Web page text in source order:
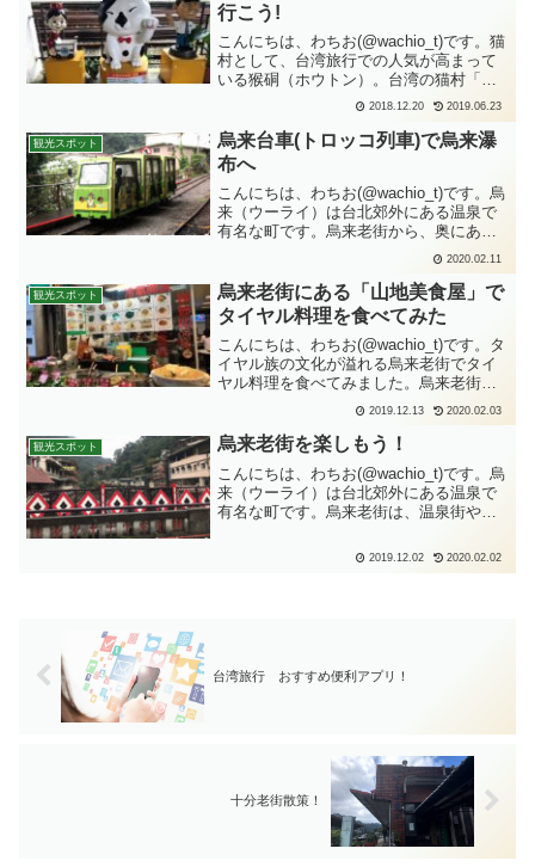
行こう!
こんにちは、わちお(@wachio_t)です。猫
村として、台湾旅行での人気が高まって
いる猴硐（ホウトン）。台湾の猫村「猴
硐（ホウトン）」はどんな場所？台湾北
部にある小さな村です。ホウトンはもと
もと炭鉱で栄えた場所らしくて、「1990
年に閉山...
2018.12.20 2019.06.23
観光スポット
烏来台車(トロッコ列車)で烏来瀑
布へ
こんにちは、わちお(@wachio_t)です。烏
来（ウーライ）は台北郊外にある温泉で
有名な町です。烏来老街から、奥にある
烏来瀑布もぜひ見に行きましょう！烏来
瀑布までは烏来台車という観光トロッコ
で行くとスリリングな体験も出来ます。
烏来台車乗り...
2020.02.11
観光スポット
烏来老街にある「山地美食屋」で
タイヤル料理を食べてみた
こんにちは、わちお(@wachio_t)です。タ
イヤル族の文化が溢れる烏来老街でタイ
ヤル料理を食べてみました。烏来老街に
あるたくさんのお店の中から店頭の新鮮
野菜が気になった「山地美食屋」に入っ
てみました。お店の前に地元で取れた新
鮮な食材が並...
2019.12.13 2020.02.03
観光スポット 烏来老街を楽しもう！
こんにちは、わちお(@wachio_t)です。烏
来（ウーライ）は台北郊外にある温泉で
有名な町です。烏来老街は、温泉街や烏
台湾原住民料理と特産品（烏来老街）烏
来老街は距離にして約200m、台湾料理の
2019.12.02 2020.02.02
台湾旅行 おすすめ便利アプリ！
十分老街散策！